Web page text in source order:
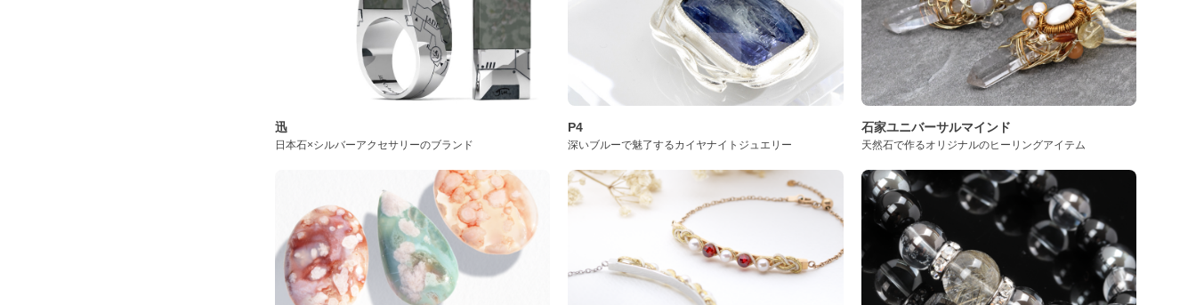
迅
日本石×シルバーアクセサリーのブランド
P4
深いブルーで魅了するカイヤナイトジュエリー
石家ユニバーサルマインド
天然石で作るオリジナルのヒーリングアイテム